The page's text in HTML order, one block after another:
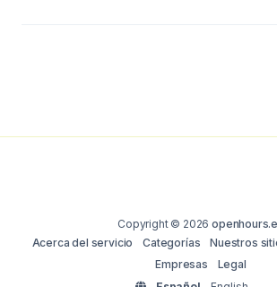
Copyright © 2026
Acerca del servicio
Categorías Nuestros
Empresas
Legal